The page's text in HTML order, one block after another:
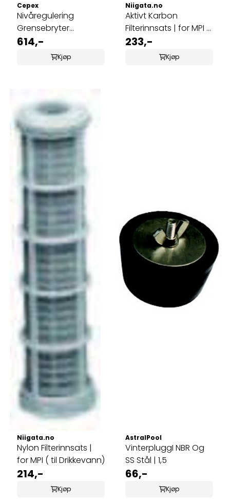
Cepex
Nivåregulering
Grensebryter
(Solenoid Ventil) | ¾"
614,-
Kjøp
Niigata.no
Aktivt Karbon
Filterinnsats | for MPI (
til Drikkevann)
233,-
Kjøp
Niigata.no
Nylon Filterinnsats |
for MPI ( til Drikkevann)
214,-
Kjøp
AstralPool
VinterpluggI NBR Og
SS Stål | 1,5
66,-
Kjøp